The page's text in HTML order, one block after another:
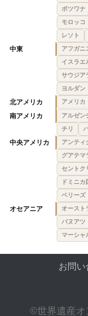
ボツワナ
モロッコ
レソト
中東 アフガニ
イスラエ
サウジア
ヨルダン
北アメリカ アメリカ
南アメリカ アルゼン
チリ
中央アメリカ アンティ
グアテマ
セントク
ドミニカ
ベリーズ
オセアニア オースト
バヌアツ
マーシャ
お問い
©世界遺産オ